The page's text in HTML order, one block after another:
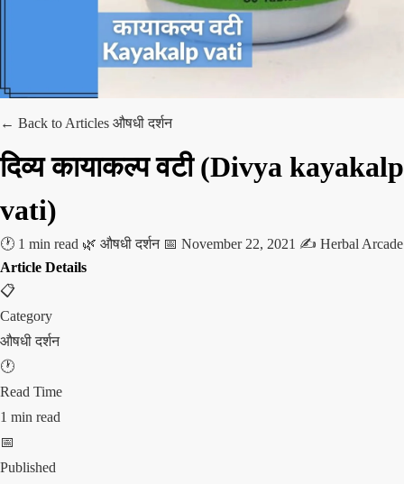
← Back to Articles औषधी दर्शन
दिव्य कायाकल्प वटी (Divya kayakalp
vati)
🕐 1 min read 🌿 औषधी दर्शन 📅 November 22, 2021 ✍️ Herbal Arcade
Article Details
📋
Category
औषधी दर्शन
🕐
Read Time
1 min read
📅
Published